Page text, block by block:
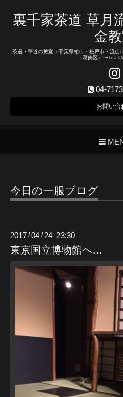
裏千家茶道 草月
金
茶道・華道の教室（千葉県柏市・松戸市・流山
葛飾区）〜Tea
04-
お問い合
今日の一服ブログ
2017 /04 / 24 23:30
東京国立博物館へ…